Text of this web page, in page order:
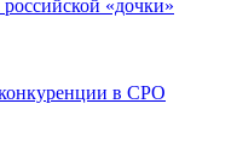
«дочки»
в СРО